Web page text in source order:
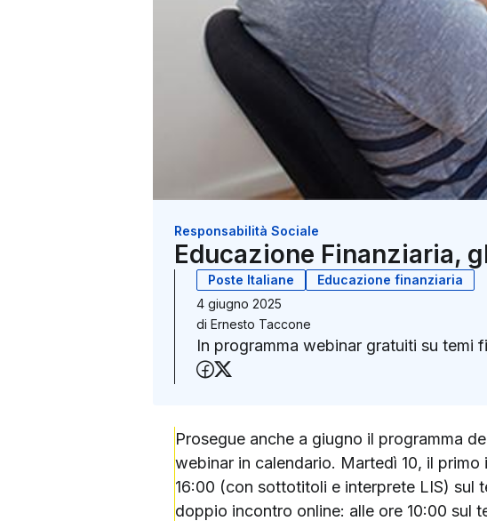
Responsabilità Sociale
Educazione Finanziaria,
Poste Italiane
Educazione finanziaria
4 giugno 2025
di Ernesto Taccone
In programma webinar gratuiti su temi
Condividi su Facebook
Prosegue anche a giugno il programma
webinar in calendario. Martedì 10, il
16:00 (con sottotitoli e interprete LIS) sul
doppio incontro online: alle ore 10:00 sul